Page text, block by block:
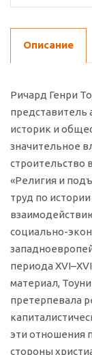
Описание
Ричард Генри
представитель
историк и
значительное
строительство
«Религия и
труд по
социально-
периода
материал,
претерпевала
эти отношения
стороны